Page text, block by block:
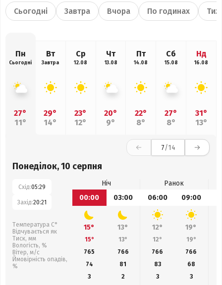
Сьогодні Завтра Вчора По годинах
Пн
Сьогодні
27°
11°
Вт
Завтра
29°
14°
Ср
12.08
23°
12°
Чт
13.08
20°
9°
Пт
14.08
22°
8°
Сб
15.08
27°
8°
Нд
16.08
31°
13°
7/14
Понеділок, 10 серпня
Схід:05:29
Захід:20:21
Температура С°
Відчувається як
Тиск, мм
Вологість, %
Вітер, м/с
Ймовірність опадів,
%
Ніч
Ранок
00:00
03:00 06:00 09:00
15° 13° 12° 19°
15° 13° 12° 19°
765
766 766 766
74
81 83 68
3
2 3
3